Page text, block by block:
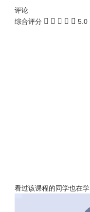
评论
综合评分
5.0
看过该课程的同学也在学